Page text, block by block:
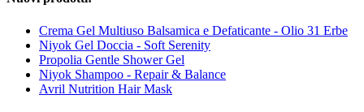
Crema Gel Multiuso Balsamica e Defaticante - Olio 31 Erbe
Niyok Gel Doccia - Soft Serenity
Propolia Gentle Shower Gel
Niyok Shampoo - Repair & Balance
Avril Nutrition Hair Mask